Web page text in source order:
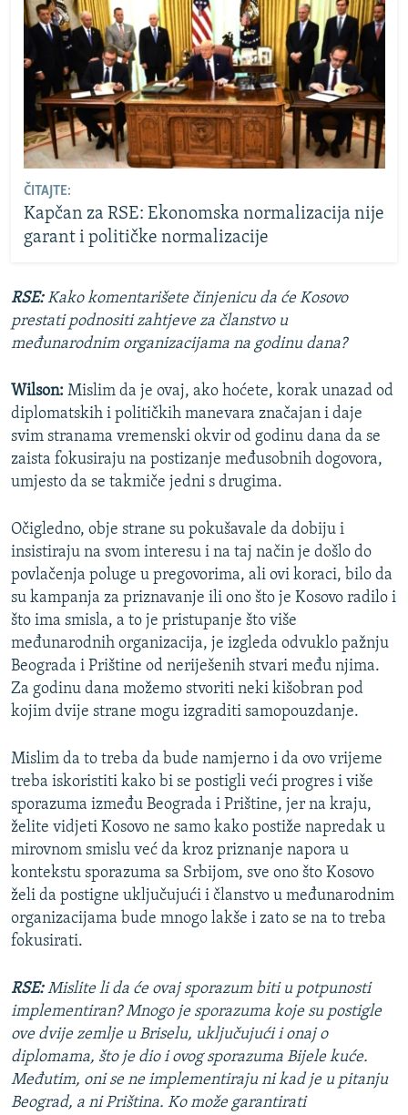
ČITAJTE:
Kapčan za RSE: Ekonomska normalizacija nije
garant i političke normalizacije
RSE:Kako komentarišete činjenicu da će Kosovo
prestati podnositi zahtjeve za članstvo u
međunarodnim organizacijama na godinu dana?
Wilson: Mislim da je ovaj, ako hoćete, korak unazad od
diplomatskih i političkih manevara značajan i daje
svim stranama vremenski okvir od godinu dana da se
zaista fokusiraju na postizanje međusobnih dogovora,
umjesto da se takmiče jedni s drugima.
Očigledno, obje strane su pokušavale da dobiju i
insistiraju na svom interesu i na taj način je došlo do
povlačenja poluge u pregovorima, ali ovi koraci, bilo da
su kampanja za priznavanje ili ono što je Kosovo radilo i
što ima smisla, a to je pristupanje što više
međunarodnih organizacija, je izgleda odvuklo pažnju
Beograda i Prištine od neriješenih stvari među njima.
Za godinu dana možemo stvoriti neki kišobran pod
kojim dvije strane mogu izgraditi samopouzdanje.
Mislim da to treba da bude namjerno i da ovo vrijeme
treba iskoristiti kako bi se postigli veći progres i više
sporazuma između Beograda i Prištine, jer na kraju,
želite vidjeti Kosovo ne samo kako postiže napredak u
mirovnom smislu već da kroz priznanje napora u
kontekstu sporazuma sa Srbijom, sve ono što Kosovo
želi da postigne uključujući i članstvo u međunarodnim
organizacijama bude mnogo lakše i zato se na to treba
fokusirati.
RSE:Mislite li da će ovaj sporazum biti u potpunosti
implementiran? Mnogo je sporazuma koje su postigle
ove dvije zemlje u Briselu, uključujući i onaj o
diplomama, što je dio i ovog sporazuma Bijele kuće.
Međutim, oni se ne implementiraju ni kad je u pitanju
Beograd, a ni Priština. Ko može garantirati